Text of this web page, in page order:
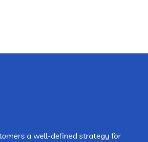
a well-defined strategy for